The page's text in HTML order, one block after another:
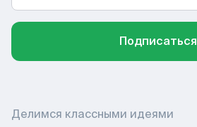
Подписаться
Делимся классными идеями